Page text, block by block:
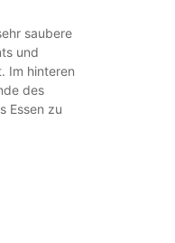
saubere
und
Im hinteren
des
Essen zu